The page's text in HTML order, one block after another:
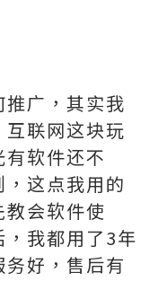
广，其实我
联网这块玩
软件还不
这点我用的
会软件使
我都用了3年
好，售后有